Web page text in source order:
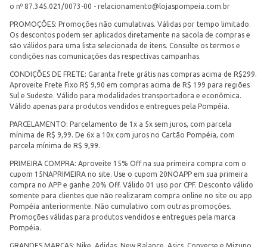
o nº 87.345.021/0073-00 - relacionamento@lojaspompeia.com.br
PROMOÇÕES: Promoções não cumulativas. Válidas por tempo limitado.
Os descontos podem ser aplicados diretamente na sacola de compras e
são válidos para uma lista selecionada de itens. Consulte os termos e
condições nas comunicações das respectivas campanhas.
CONDIÇÕES DE FRETE: Garanta frete grátis nas compras acima de R$299.
Aproveite Frete Fixo R$ 9,90 em compras acima de R$ 199 para regiões
Sul e Sudeste. Válido para modalidades transportadora e econômica.
Válido apenas para produtos vendidos e entregues pela Pompéia.
PARCELAMENTO: Parcelamento de 1x a 5x sem juros, com parcela
mínima de R$ 9,99. De 6x a 10x com juros no Cartão Pompéia, com
parcela mínima de R$ 9,99.
PRIMEIRA COMPRA: Aproveite 15% Off na sua primeira compra com o
cupom 15NAPRIMEIRA no site. Use o cupom 20NOAPP em sua primeira
compra no APP e ganhe 20% Off. Válido 01 uso por CPF. Desconto válido
somente para clientes que não realizaram compra online no site ou app
Pompéia anteriormente. Não cumulativo com outras promoções.
Promoções válidas para produtos vendidos e entregues pela marca
Pompéia.